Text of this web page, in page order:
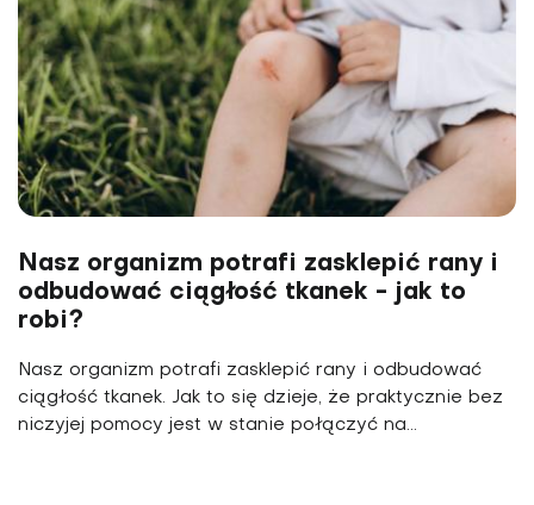
Nasz organizm potrafi zasklepić rany i
odbudować ciągłość tkanek - jak to
robi?
Nasz organizm potrafi zasklepić rany i odbudować
ciągłość tkanek. Jak to się dzieje, że praktycznie bez
niczyjej pomocy jest w stanie połączyć na...